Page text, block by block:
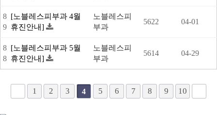
8
9
[노블레스피부과 4월
휴진안내]
노블레스피
부과
5622 04-01
8
8
[노블레스피부과 5월
휴진안내]
노블레스피
부과
5614 04-29
1 2 3 4 5 6 7 8 9 10